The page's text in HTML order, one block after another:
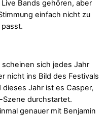
Bands gehören, aber
einfach nicht zu
scheinen sich jedes Jahr
nicht ins Bild des Festivals
Jahr ist es Casper,
durchstartet.
genauer mit Benjamin